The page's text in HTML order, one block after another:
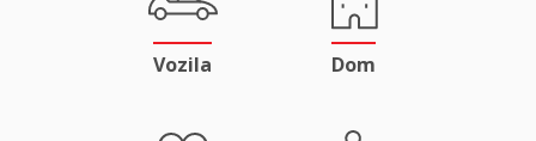
Vozila Dom